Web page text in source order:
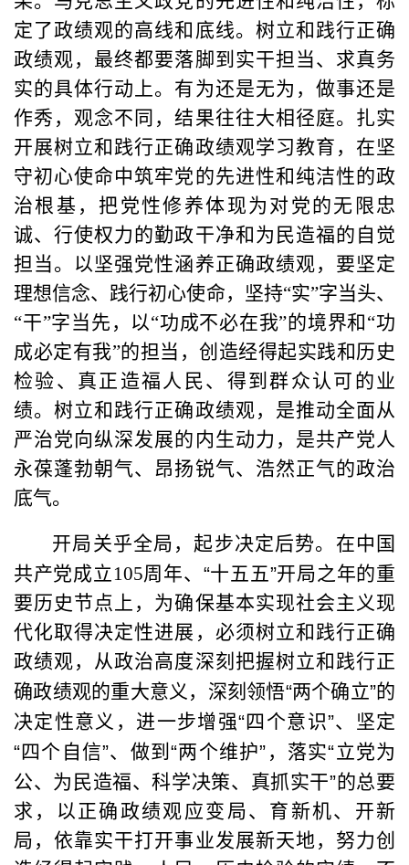
定了政绩观的高线和底线。树立和践行正确
政绩观，最终都要落脚到实干担当、求真务
实的具体行动上。有为还是无为，做事还是
作秀，观念不同，结果往往大相径庭。扎实
开展树立和践行正确政绩观学习教育，在坚
守初心使命中筑牢党的先进性和纯洁性的政
治根基，把党性修养体现为对党的无限忠
诚、行使权力的勤政干净和为民造福的自觉
担当。以坚强党性涵养正确政绩观，要坚定
理想信念、践行初心使命，坚持“实”字当头、
“干”字当先，以“功成不必在我”的境界和“功
成必定有我”的担当，创造经得起实践和历史
检验、真正造福人民、得到群众认可的业
绩。树立和践行正确政绩观，是推动全面从
严治党向纵深发展的内生动力，是共产党人
永葆蓬勃朝气、昂扬锐气、浩然正气的政治
底气。
开局关乎全局，起步决定后势。在中国
共产党成立105周年、 “十五五”开局之年的重
要历史节点上，为确保基本实现社会主义现
代化取得决定性进展，必须树立和践行正确
政绩观，从政治高度深刻把握树立和践行正
确政绩观的重大意义，深刻领悟“两个确立”的
决定性意义，进一步增强“四个意识”、坚定
“四个自信”、做到“两个维护” ，落实“立党为
公、为民造福、科学决策、真抓实干”的总要
求，以正确政绩观应变局、育新机、开新
局，依靠实干打开事业发展新天地，努力创